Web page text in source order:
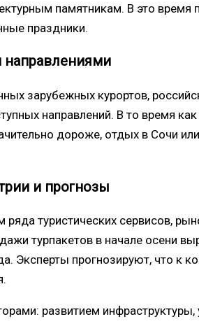
памятникам. В это время
праздники.
направлениями
зарубежных курортов,
направлений. В то время
дороже, отдых в Сочи
и прогнозы
туристических сервисов,
турпакетов в начале осени
Эксперты прогнозируют, что к
развитием